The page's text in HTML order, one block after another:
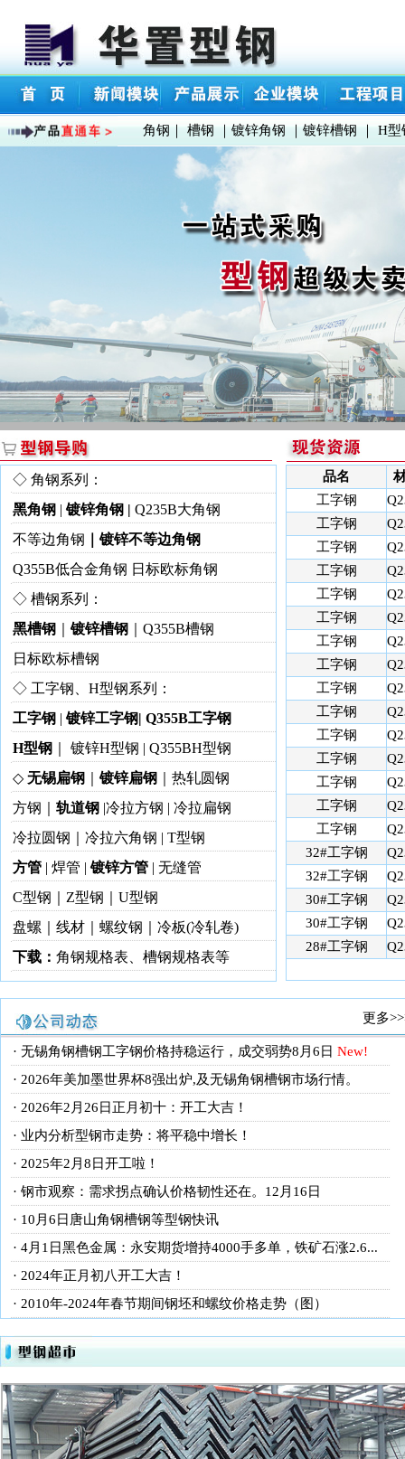
角钢｜槽钢｜镀锌角钢｜镀锌槽钢｜H型
◇ 角钢系列
：
黑角钢 | 镀锌角钢 | Q235B大角钢
不等边角钢 ｜镀锌不等边角钢
Q355B低合金角钢 日标欧标角钢
◇ 槽钢系列：
黑槽钢
镀锌槽钢
Q355B槽钢
日标欧标槽钢
◇ 工字钢、H型钢系列：
工字钢 | 镀锌工字钢| Q355B工字钢
H型钢
｜ 镀锌H型钢 | Q355BH型钢
◇ 无锡扁钢 镀锌扁钢
热轧圆钢
方钢｜ 轨道钢 |冷拉方钢 | 冷拉扁钢
冷拉圆钢 ｜冷拉六角钢 | T型钢
方管 | 焊管 | 镀锌方管 | 无缝管
C型钢｜Z型钢｜ U型钢
盘螺｜线材｜ 螺纹钢
冷板(冷轧卷)
下载： 角钢规格表、槽钢规格表等
品名
工字钢
工字钢
工字钢
工字钢
工字钢
工字钢
工字钢
工字钢
工字钢
工字钢
工字钢
工字钢
工字钢
工字钢
工字钢
32#工字钢
32#工字钢
30#工字钢
30#工字钢
28#工字钢
更多
· 无锡角钢槽钢工字钢价格持稳运行，成交弱势8月6日 New!
· 2026年美加墨世界杯8强出炉,及无锡角钢槽钢市场行情。
· 2026年2月26日正月初十：开工大吉！
· 业内分析型钢市走势：将平稳中增长！
· 2025年2月8日开工啦！
· 钢市观察：需求拐点确认价格韧性还在。12月16日
· 10月6日唐山角钢槽钢等型钢快讯
· 4月1日黑色金属：永安期货增持4000手多单，铁矿石涨2.6...
· 2024年正月初八开工大吉！
· 2010年-2024年春节期间钢坯和螺纹价格走势（图）